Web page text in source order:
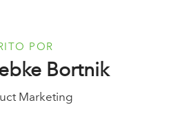
POR
Bortnik
Marketing